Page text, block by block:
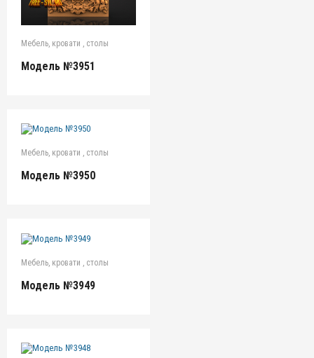
Мебель, кровати , столы
Модель №3951
Мебель, кровати , столы
Модель №3950
Мебель, кровати , столы
Модель №3949